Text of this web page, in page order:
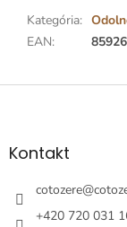
Kategória:
EAN:
Z
äKontakt
cotozere@
+420 720 031